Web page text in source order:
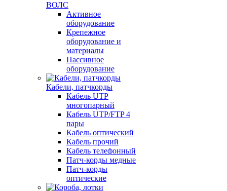
ВОЛС
Активное
оборудование
Крепежное
оборудование и
материалы
Пассивное
оборудование
Кабели, патчкорды
Кабель UTP
многопарный
Кабель UTP/FTP 4
пары
Кабель оптический
Кабель прочий
Кабель телефонный
Патч-корды медные
Патч-корды
оптические